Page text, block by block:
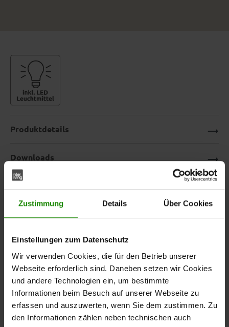
Zustimmung Details Über Cookies
Einstellungen zum Datenschutz
Wir verwenden Cookies, die für den Betrieb unserer
Webseite erforderlich sind. Daneben setzen wir Cookies
und andere Technologien ein, um bestimmte
Informationen beim Besuch auf unserer Webseite zu
erfassen und auszuwerten, wenn Sie dem zustimmen. Zu
den Informationen zählen neben technischen auch
Stylische Stehlampe mit LED-
Serie 9351
DieStehlampeaus derInterliving Leuchten Serie 9351
kombiniert modernes Design mit cleverer Technik. Mit
ihrem schlankenmatt warmgrauenund matt glänzend
kaffeefarbenen Metallsowie demmattweißen Glas-
Lampenschirmwird sie zum stilvollen Blickfang in
Produktdetails
Downloads